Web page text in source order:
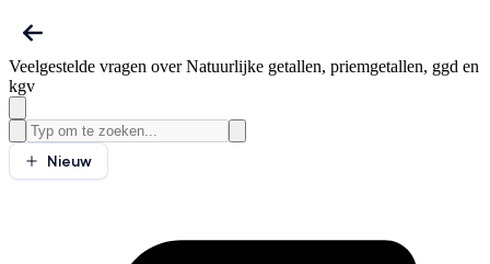
Veelgestelde vragen over Natuurlijke getallen, priemgetallen, ggd en
kgv
Nieuw